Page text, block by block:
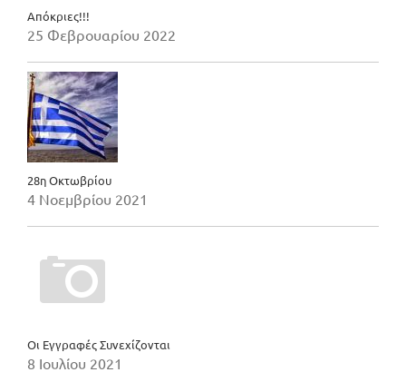
Απόκριες!!!
25 Φεβρουαρίου 2022
28η Οκτωβρίου
4 Νοεμβρίου 2021
Οι Εγγραφές Συνεχίζονται
8 Ιουλίου 2021